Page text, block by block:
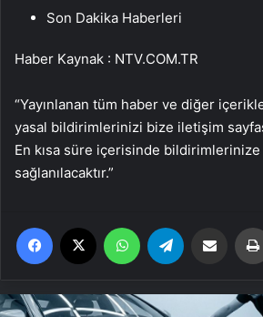
Son Dakika Haberleri
Haber Kaynak : NTV.COM.TR
“Yayınlanan tüm haber ve diğer
yasal bildirimlerinizi bize iletişim
En kısa süre içerisinde
sağlanılacaktır.”
Facebook WhatsApp Email'den paylaş